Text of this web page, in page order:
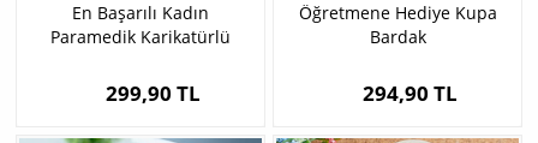
En Başarılı Kadın
Paramedik Karikatürlü
299,90 TL
Öğretmene Hediye Kupa
Bardak
294,90 TL